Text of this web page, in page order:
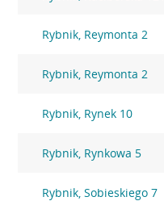
Rybnik, Reymonta 2
Rybnik, Reymonta 2
Rybnik, Rynek 10
Rybnik, Rynkowa 5
Rybnik, Sobieskiego 7